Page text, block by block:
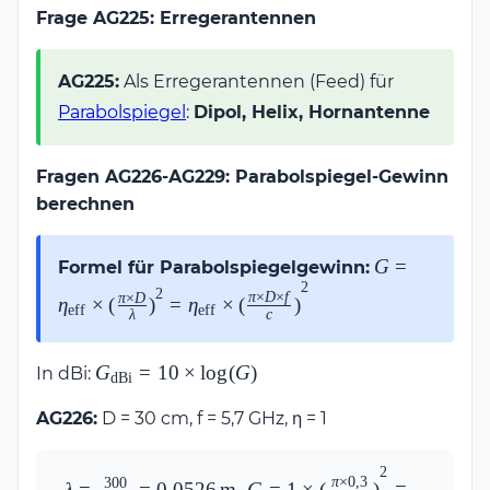
Frage AG225: Erregerantennen
AG225: Als Erregerantennen (Feed) für
Parabolspiegel : Dipol, Helix, Hornantenne
Fragen AG226-AG229: Parabolspiegel-Gewinn
berechnen
Formel für Parabolspiegelgewinn: G =
\times D}
\times D
G =
ηeff × ( λ
π×D )2 = ηeff × ( c
π×D×f )
2
In dBi: G_\text{dBi}
\log(G)
GdBi = 10 × log(G)
AG226: D = 30 cm, f = 5,7 GHz, η = 1
\lambda =
300
G = 1 \times
π×0 ,3
2